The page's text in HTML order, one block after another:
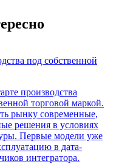
под собственной
производства
торговой маркой.
рынку современные,
решения в условиях
Первые модели уже
в дата-
интегратора.